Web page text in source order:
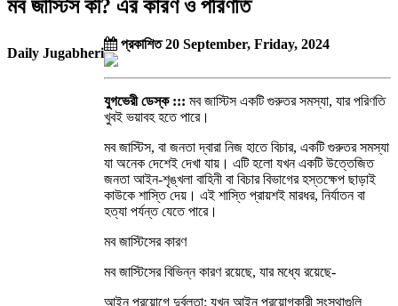
মব জাস্টিস কী? এর কারণ ও পরিণতি
Daily Jugabheri
প্রকাশিত 20 September, Friday, 2024
যুগভেরী ডেস্ক ::: মব জাস্টিস একটি গুরুতর সমস্যা, যার পরিণতি
খুবই ভয়াবহ হতে পারে।
মব জাস্টিস, বা জনতা দ্বারা নিজ হাতে বিচার, একটি গুরুতর সমস্যা
যা অনেক দেশেই দেখা যায়। এটি হলো যখন একটি উত্তেজিত
জনতা আইন-শৃঙ্খলা বাহিনী বা বিচার বিভাগের হস্তক্ষেপ ছাড়াই
কাউকে শাস্তি দেয়। এই শাস্তি প্রায়শই মারধর, নির্যাতন বা
হত্যা পর্যন্ত যেতে পারে।
মব জাস্টিসের কারণ
মব জাস্টিসের বিভিন্ন কারণ রয়েছে, যার মধ্যে রয়েছে-
আইন প্রয়োগে দুর্বলতা: যখন আইন প্রয়োগকারী সংস্থাগুলি